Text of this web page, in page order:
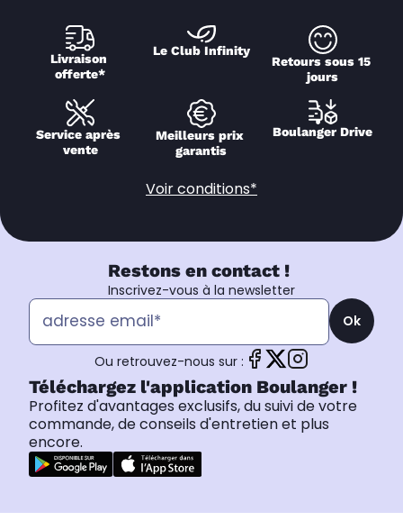
Livraison
offerte*
Le Club Infinity
Retours sous 15
jours
Service après
vente
Meilleurs prix
garantis
Boulanger Drive
Voir conditions*
Restons en contact !
Inscrivez-vous à la newsletter
Ok
Ou retrouvez-nous sur :
Téléchargez l'application Boulanger !
Profitez d'avantages exclusifs, du suivi de votre
commande, de conseils d'entretien et plus
encore.